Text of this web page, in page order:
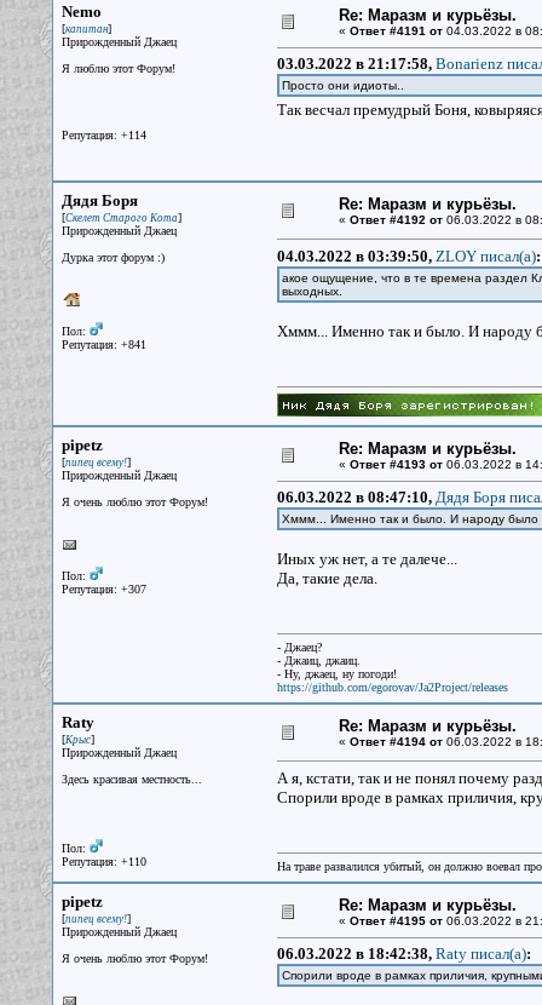
Nemo
[капитан]
Прирожденный Джаец
Я люблю этот Форум!
Репутация: +114
Re: Маразм и курьёзы.
« Ответ #4191 от04.03.2022 в
03.03.2022 в 21:17:58, Bonarienz
Просто они идиоты..
Так весчал премудрый Боня,
Дядя Боря
[Скелет Старого Кота]
Прирожденный Джаец
Дурка этот форум :)
Пол:
Репутация: +841
Re: Маразм и курьёзы.
« Ответ #4192 от06.03.2022 в
04.03.2022 в 03:39:50, ZLOY писал(a):
акое ощущение, что в те времена раздел
выходных.
Хммм... Именно так и было. И народу
pipetz
[пипец всему!]
Прирожденный Джаец
Я очень люблю этот Форум!
Пол:
Репутация: +307
Re: Маразм и курьёзы.
« Ответ #4193 от06.03.2022 в
06.03.2022 в 08:47:10, Дядя Боря
Хммм... Именно так и было. И народу
Иных уж нет, а те далече...
Да, такие дела.
- Джаец?
- Джаиц, джаиц.
- Ну, джаец, ну погоди!
https://github.com/egorovav/Ja2Project/releases
Raty
[Крыс]
Прирожденный Джаец
Здесь красивая местность...
Пол:
Репутация: +110
Re: Маразм и курьёзы.
« Ответ #4194 от06.03.2022 в
А я, кстати, так и не понял почему
Спорили вроде в рамках приличия,
На траве развалился убитый, он должно воевал
pipetz
[пипец всему!]
Прирожденный Джаец
Я очень люблю этот Форум!
Re: Маразм и курьёзы.
« Ответ #4195 от06.03.2022 в
06.03.2022 в 18:42:38, Raty писал(a):
Спорили вроде в рамках приличия,